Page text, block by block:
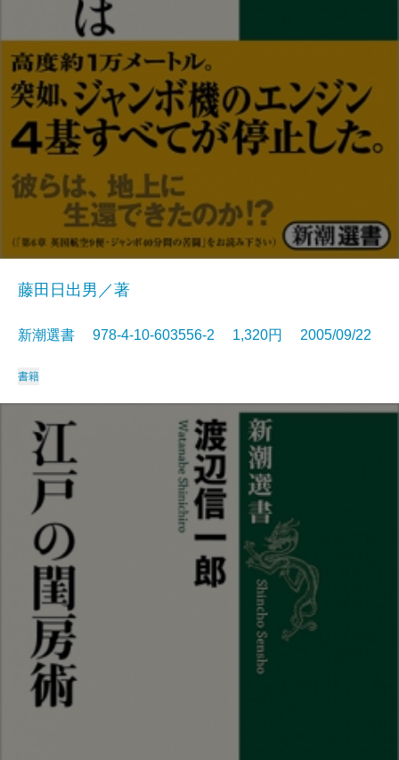
藤田日出男／著
新潮選書 978-4-10-603556-2 1,320円 2005/09/22
書籍